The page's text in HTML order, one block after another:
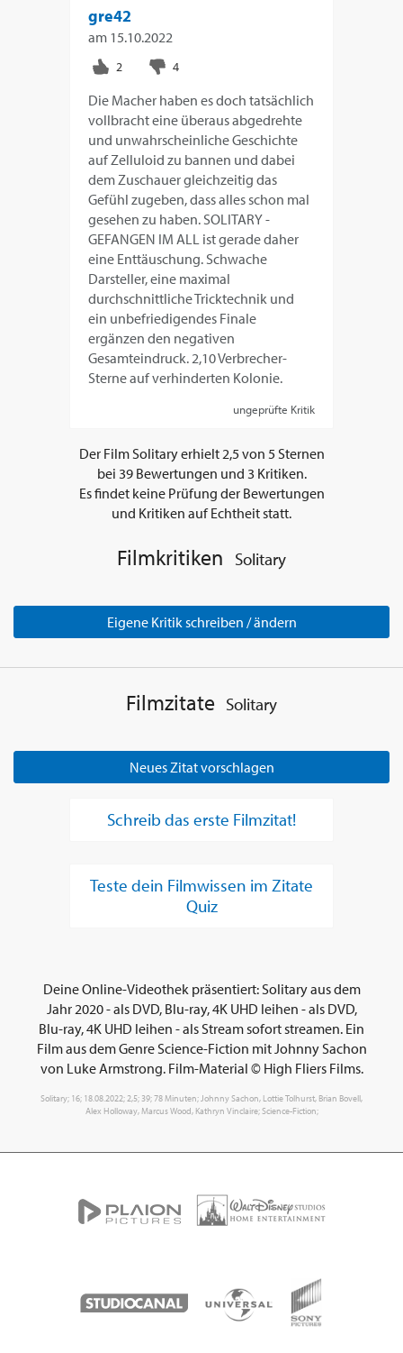
gre42
am 15.10.2022
Die Macher haben es doch tatsächlich
vollbracht eine überaus abgedrehte
und unwahrscheinliche Geschichte
auf Zelluloid zu bannen und dabei
dem Zuschauer gleichzeitig das
Gefühl zugeben, dass alles schon mal
gesehen zu haben. SOLITARY -
GEFANGEN IM ALL ist gerade daher
eine Enttäuschung. Schwache
Darsteller, eine maximal
durchschnittliche Tricktechnik und
ein unbefriedigendes Finale
ergänzen den negativen
Gesamteindruck. 2,10 Verbrecher-
Sterne auf verhinderten Kolonie.
ungeprüfte Kritik
Der FilmSolitaryerhielt2,5von 5Sternen
bei 39Bewertungen und 3 Kritiken.
Es findet keine Prüfung der Bewertungen
und Kritiken auf Echtheit statt.
Filmkritiken Solitary
Eigene Kritik schreiben / ändern
Filmzitate Solitary
Neues Zitat vorschlagen
Schreib das erste Filmzitat!
Teste dein Filmwissen im Zitate
Quiz
Deine Online-Videothek präsentiert: Solitary aus dem
Jahr 2020 - als DVD, Blu-ray, 4K UHD leihen - als DVD,
Blu-ray, 4K UHD leihen - als Stream sofort streamen. Ein
Film aus dem Genre Science-Fiction mit Johnny Sachon
von Luke Armstrong. Film-Material © High Fliers Films.
Solitary; 16; 18.08.2022; 2,5; 39; 78 Minuten; Johnny Sachon, Lottie Tolhurst, Brian Bovell,
Alex Holloway, Marcus Wood, Kathryn Vinclaire; Science-Fiction;